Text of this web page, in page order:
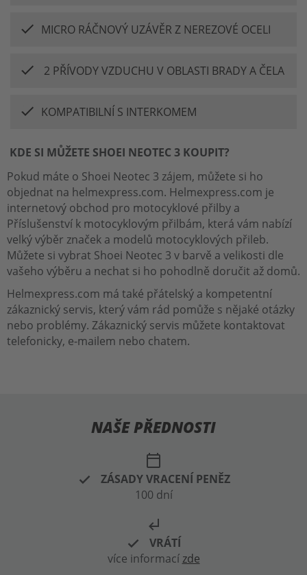
MICRO RÁČNOVÝ UZÁVĚR Z NEREZOVÉ OCELI
2 PŘÍVODY VZDUCHU V OBLASTI BRADY A ČELA
KOMPATIBILNÍ S INTERKOMEM
KDE SI MŮŽETE SHOEI NEOTEC 3 KOUPIT?
Pokud máte o Shoei Neotec 3 zájem, můžete si ho
objednat na helmexpress.com. Helmexpress.com je
internetový obchod pro motocyklové přilby a
Příslušenství k motocyklovým přilbám, která vám nabízí
velký výběr značek a modelů motocyklových přileb.
Můžete si vybrat Shoei Neotec 3 v barvě a velikosti dle
vašeho výběru a nechat si ho pohodlně doručit až domů.
Helmexpress.com má také přátelský a kompetentní
zákaznický servis, který vám rád pomůže s nějaké otázky
nebo problémy. Zákaznický servis můžete kontaktovat
telefonicky, e-mailem nebo chatem.
NAŠE PŘEDNOSTI
calendar_today
ZÁSADY VRACENÍ PENĚZ
100 dní
subdirectory_arrow_left
VRÁTÍ
více informacízde